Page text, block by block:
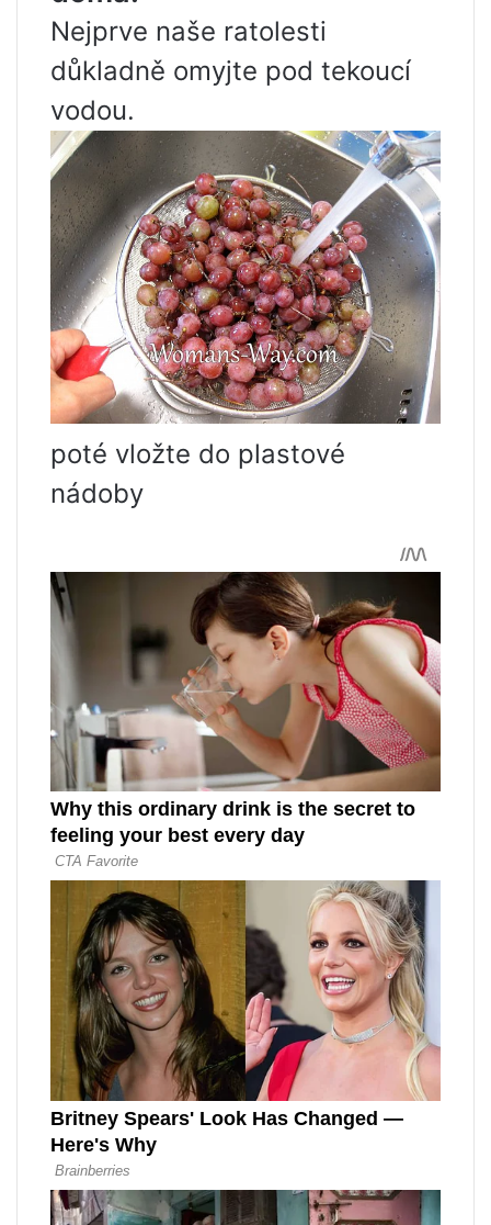
Nejprve naše ratolesti
důkladně omyjte pod tekoucí
vodou.
poté vložte do plastové
nádoby